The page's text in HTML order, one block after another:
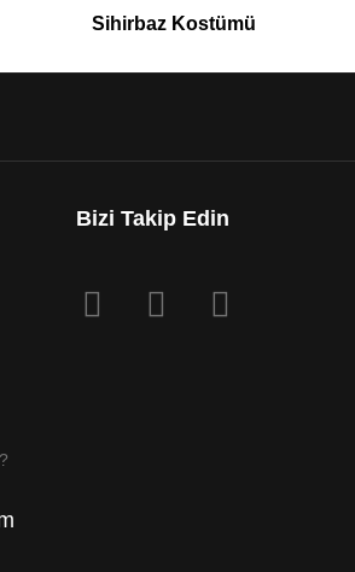
Sihirbaz Kostümü
Bizi Takip Edin